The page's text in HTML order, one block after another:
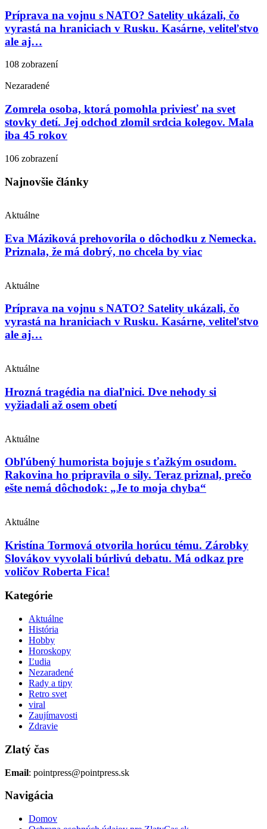
Príprava na vojnu s NATO? Satelity ukázali, čo
vyrastá na hraniciach v Rusku. Kasárne, veliteľstvo
ale aj…
108 zobrazení
Nezaradené
Zomrela osoba, ktorá pomohla priviesť na svet
stovky detí. Jej odchod zlomil srdcia kolegov. Mala
iba 45 rokov
106 zobrazení
Najnovšie články
Aktuálne
Eva Máziková prehovorila o dôchodku z Nemecka.
Priznala, že má dobrý, no chcela by viac
Aktuálne
Príprava na vojnu s NATO? Satelity ukázali, čo
vyrastá na hraniciach v Rusku. Kasárne, veliteľstvo
ale aj…
Aktuálne
Hrozná tragédia na diaľnici. Dve nehody si
vyžiadali až osem obetí
Aktuálne
Obľúbený humorista bojuje s ťažkým osudom.
Rakovina ho pripravila o sily. Teraz priznal, prečo
ešte nemá dôchodok: „Je to moja chyba“
Aktuálne
Kristína Tormová otvorila horúcu tému. Zárobky
Slovákov vyvolali búrlivú debatu. Má odkaz pre
voličov Roberta Fica!
Kategórie
Aktuálne
História
Hobby
Horoskopy
Ľudia
Nezaradené
Rady a tipy
Retro svet
viral
Zaujímavosti
Zdravie
Zlatý čas
Email: pointpress@pointpress.sk
Navigácia
Domov